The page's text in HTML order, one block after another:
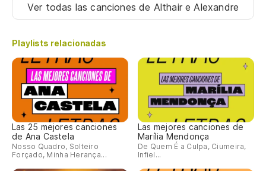
Ver todas las cancionesde Althair e Alexandre
Playlists relacionadas
Las 25 mejores canciones
de Ana Castela
Nosso Quadro, Solteiro
Forçado, Minha Herança...
Las mejores canciones de
Marília Mendonça
De Quem É a Culpa, Ciumeira,
Infiel...